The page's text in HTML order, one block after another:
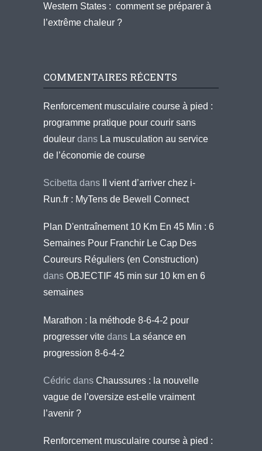
Western States : comment se préparer à
l’extrême chaleur ?
COMMENTAIRES RÉCENTS
Renforcement musculaire course à pied :
programme pratique pour courir sans
douleur dans La musculation au service
de l’économie de course
Scibetta dans
Il vient d’arriver chez i-
Run.fr : MyTens de Bewell Connect
Plan D'entraînement 10 Km En 45 Min : 6
Semaines Pour Franchir Le Cap Des
Coureurs Réguliers (en Construction)
dans OBJECTIF 45 min sur 10 km en 6
semaines
Marathon : la méthode 8-6-4-2 pour
progresser vite dans La séance en
progression 8-6-4-2
Cédric dans Chaussures : la nouvelle
vague de l’oversize est-elle vraiment
l’avenir ?
Renforcement musculaire course à pied :